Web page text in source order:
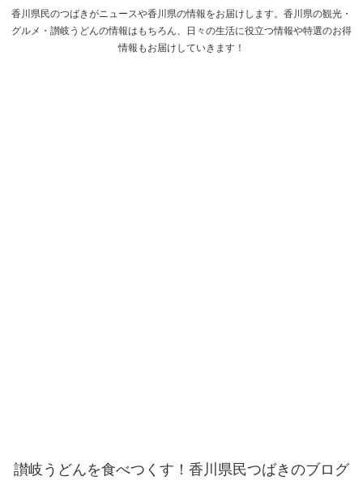
香川県民のつばきがニュースや香川県の情報をお届けします。香川県の観光・
グルメ・讃岐うどんの情報はもちろん、日々の生活に役立つ情報や特選のお得
情報もお届けしていきます！
讃岐うどんを食べつくす！香川県民つばきのブログ